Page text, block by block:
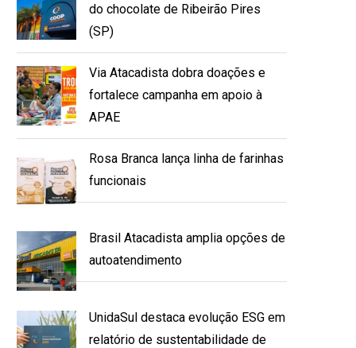
do chocolate de Ribeirão Pires
(SP)
Via Atacadista dobra doações e
fortalece campanha em apoio à
APAE
Rosa Branca lança linha de farinhas
funcionais
Brasil Atacadista amplia opções de
autoatendimento
UnidaSul destaca evolução ESG em
relatório de sustentabilidade de